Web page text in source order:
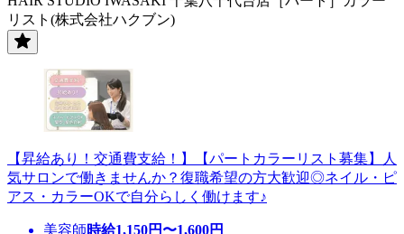
リスト(株式会社ハクブン)
【昇給あり！交通費支給！】【パートカラーリスト募集】人
気サロンで働きませんか？復職希望の方大歓迎◎ネイル・ピ
アス・カラーOKで自分らしく働けます♪
美容師時給1,150円〜1,600円